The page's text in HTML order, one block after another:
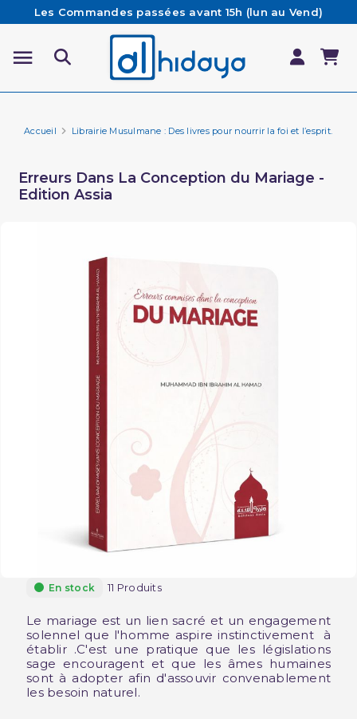
Les Commandes passées avant 15h (lun au Vend)
sont préparées et expédiées le jour même
Besoin d'aide ? Retrouvez notre FAQ
Livraison offerte à partir de 65€ d'achat*
Accueil Librairie Musulmane : Des livres pour nourrir la foi et l’esprit.
Erreurs Dans La Conception du Mariage -
Edition Assia
En stock 11 Produits
Le mariage est un lien sacré et un engagement
solennel que l'homme aspire instinctivement à
établir .C'est une pratique que les législations
sage encouragent et que les âmes humaines
sont à adopter afin d'assouvir convenablement
les besoin naturel.